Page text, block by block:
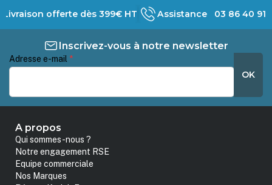
Livraison offerte dès 399€ HT Assistance 03 86 40 91
Inscrivez-vous à notre newsletter
Adresse e-mail *
OK
A propos
Qui sommes-nous ?
Notre engagement RSE
Equipe commerciale
Nos Marques